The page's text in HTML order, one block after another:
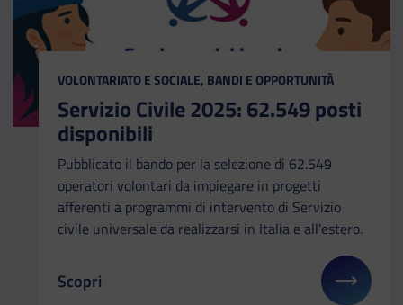
CATEGORIA:
VOLONTARIATO E SOCIALE, BANDI E OPPORTUNITÀ
Servizio Civile 2025: 62.549 posti
disponibili
Pubblicato il bando per la selezione di 62.549
operatori volontari da impiegare in progetti
afferenti a programmi di intervento di Servizio
civile universale da realizzarsi in Italia e all’estero.
Il link ti porterà ad avere maggiori dettagli su:
Scopri